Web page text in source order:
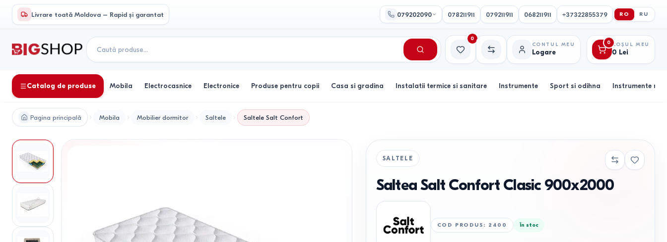
Livrare toată Moldova – Rapid și garantat 079202090 078211911 079211911 068211911 +37322855379 RO RU
Favorite
0
Comparație
CONTUL MEU
Logare
0 COȘUL MEU
0 Lei
Catalog de produse Mobila Electrocasnice Electronice Produse pentru copii Casa si gradina Instalatii termice si sanitare Instrumente Sport si odihna Instrumente
Pagina principală Mobila Mobilier dormitor Saltele Saltele Salt Confort
SALTELE
Saltea Salt Confort Clasic 900x2000
COD PRODUS : 2400 În stoc